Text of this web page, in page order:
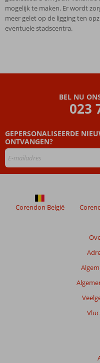
mogelijk te maken. Er wordt
meer gelet op de ligging ten
eventuele stadscentra.
BEL NU
023
GEPERSONALISEERDE
ONTVANGEN?
Corendon België